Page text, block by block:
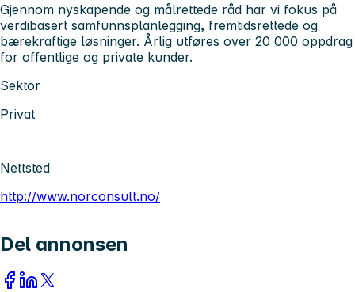
Gjennom nyskapende og målrettede råd har vi fokus på
verdibasert samfunnsplanlegging, fremtidsrettede og
bærekraftige løsninger. Årlig utføres over 20 000 oppdrag
for offentlige og private kunder.
Sektor
Privat
Nettsted
http://www.norconsult.no/
Del annonsen